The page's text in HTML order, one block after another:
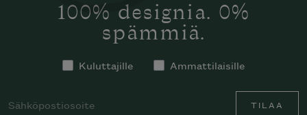
100% designia. 0%
spämmiä.
Kuluttajille Ammattilaisille
TILAA